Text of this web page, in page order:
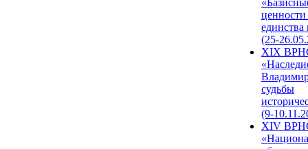
единства
(25-
XIX
судьбы
(9-
XIV